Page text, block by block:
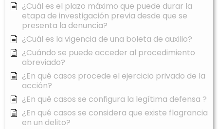
¿Cuál es el plazo máximo que puede durar la
etapa de investigación previa desde que se
presenta la denuncia?
¿Cuál es la vigencia de una boleta de auxilio?
¿Cuándo se puede acceder al procedimiento
abreviado?
¿En qué casos procede el ejercicio privado de la
acción?
¿En qué casos se configura la legítima defensa ?
¿En qué casos se considera que existe flagrancia
en un delito?